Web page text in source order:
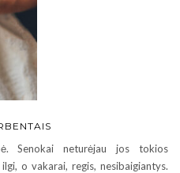
Senokai neturėjau jos tokios
o vakarai, regis, nesibaigiantys.